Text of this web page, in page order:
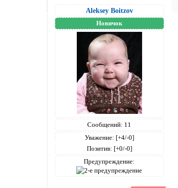
Aleksey Boitzov
Новичок
Сообщений: 11
Уважение: [+4/-0]
Позитив: [+0/-0]
Предупреждение: